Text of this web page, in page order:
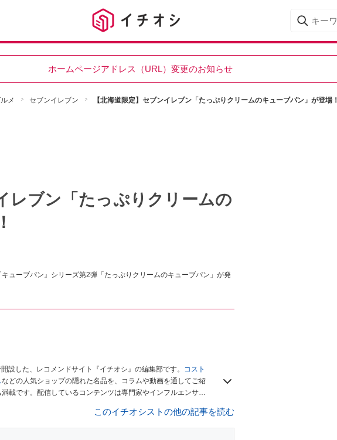
ホームページアドレス（URL）変更のお知らせ
メ セブンイレブン 【北海道限定】セブンイレブン「たっぷりクリームのキューブパン」が登場！
レブン「たっぷりクリームの
ューブパン』シリーズ第2弾「たっぷりクリームのキューブパン」が発
設した、レコメンドサイト『イチオシ』の編集部です。
コスト
などの人気ショップの隠れた名品を、コラムや動画を通してご紹
載です。配信しているコンテンツは専門家やインフルエンサー
このイチオシストの他の記事を読む